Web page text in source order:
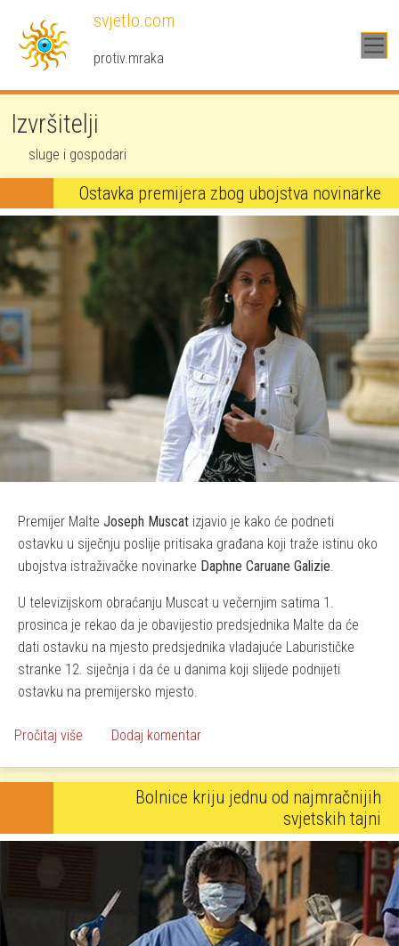
svjetlo.com
protiv.mraka
Izvršitelji
sluge i gospodari
Ostavka premijera zbog ubojstva novinarke
Premijer Malte Joseph Muscat izjavio je kako će podneti
ostavku u siječnju poslije pritisaka građana koji traže istinu oko
ubojstva istraživačke novinarke Daphne Caruane Galizie
U televizijskom obraćanju Muscat u večernjim satima 1.
prosinca je rekao da je obavijestio predsjednika Malte da će
dati ostavku na mjesto predsjednika vladajuće Laburističke
stranke 12. siječnja i da će u danima koji slijede podnijeti
ostavku na premijersko mjesto.
Pročitaj više o Ostavka premijera zbog ubojstva novinarke
Dodaj komentar
Bolnice kriju jednu od najmračnijih
svjetskih tajni